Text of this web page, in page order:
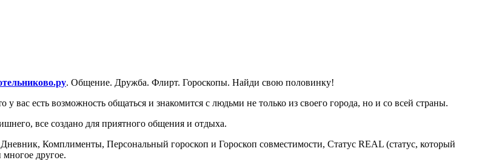
. Общение. Дружба. Флирт. Гороскопы. Найди свою половинку!
есть возможность общаться и знакомится с людьми не только из своего города, но и со всей страны.
все создано для приятного общения и отдыха.
Комплименты, Персональный гороскоп и Гороскоп совместимости, Статус REAL (статус, который
другое.